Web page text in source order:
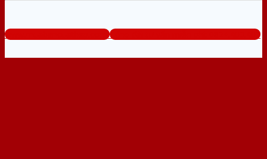
www.muabancuathep.com Tổng đài tư vấn miễn phí: 0824.400.400